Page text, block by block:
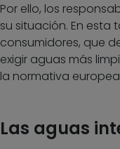
Por ello, los
su situación. En esta
consumidores, que
exigir aguas más
la normativa
Las aguas